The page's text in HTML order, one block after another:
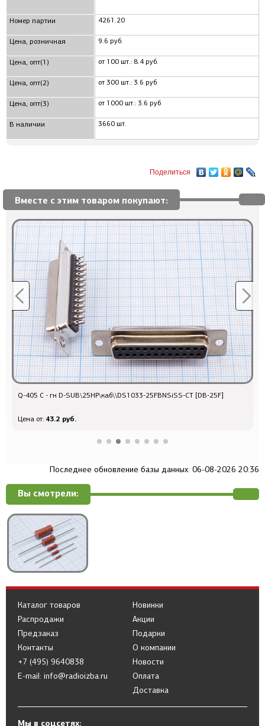
Номер партии
Цена, розничная
Цена, опт(1)
Цена, опт(2)
Цена, опт(3)
В наличии
4261.20
9.6 руб.
от 100 шт.: 8.4 руб.
от 300 шт.: 3.6 руб
от 1000 шт.: 3.6 руб
3660 шт.
Поделиться
Вместе с этим товаром покупают:
Q-405 C - гн D-SUB\25HP\каб\\DS1033-25FBNSiSS-CT [DB-25F]
Цена от: 43.2 руб.
Последнее обновление базы данных: 06-08-2026 20:36
Вы смотрели:
Каталог товаров
Распродажи
Предзаказ
Новинки
Акции
Подарки
Контакты
+7 (495) 9640838
E-mail: info@radioizba.ru
О компании
Новости
Оплата
Доставка
Мы в соцсетях: